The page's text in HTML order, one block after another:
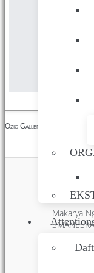
This page didn't
Ozio Gallery made with ❤ by
Makarya